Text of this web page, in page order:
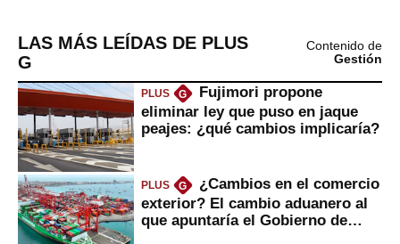
LAS MÁS LEÍDAS DE PLUS
G
Contenido de
Gestión
PLUS G
Fujimori propone
eliminar ley que puso en jaque
peajes: ¿qué cambios implicaría?
PLUS G
¿Cambios en el comercio
exterior? El cambio aduanero al
que apuntaría el Gobierno de